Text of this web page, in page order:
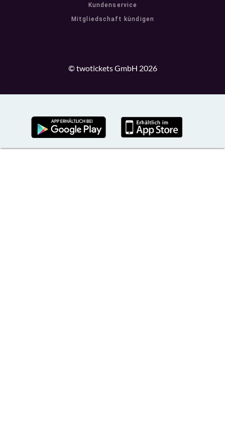
Kundenservice
Mitgliedschaft kündigen
© twotickets GmbH 2026